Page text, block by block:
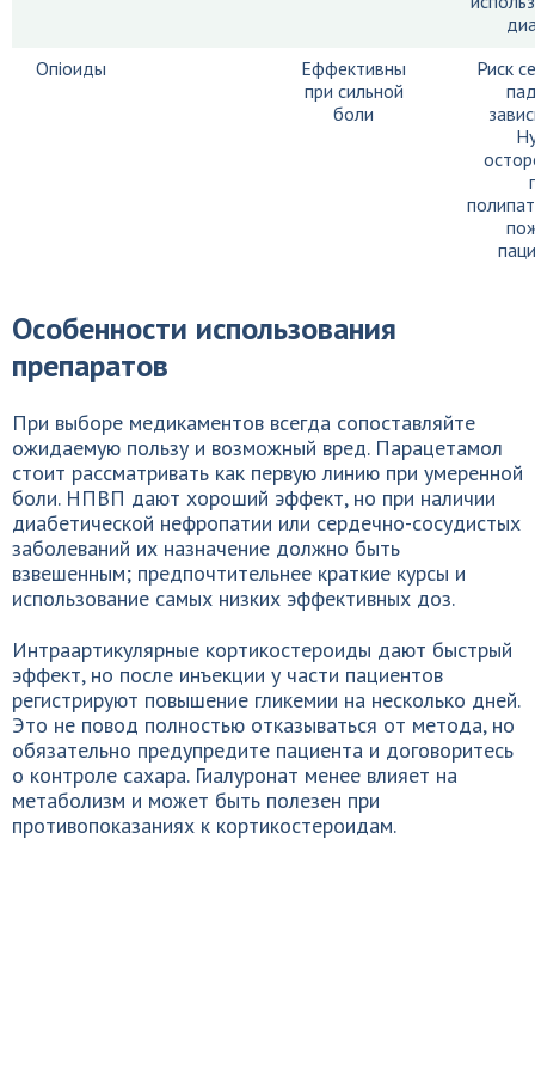
Опioиды
Еффективны
при сильной
боли
Риск
Особенности использования
препаратов
При выборе медикаментов всегда сопоставляйте
ожидаемую пользу и возможный вред. Парацетамол
стоит рассматривать как первую линию при умеренной
боли. НПВП дают хороший эффект, но при наличии
диабетической нефропатии или сердечно-сосудистых
заболеваний их назначение должно быть
взвешенным; предпочтительнее краткие курсы и
использование самых низких эффективных доз.
Интраартикулярные кортикостероиды дают быстрый
эффект, но после инъекции у части пациентов
регистрируют повышение гликемии на несколько дней.
Это не повод полностью отказываться от метода, но
обязательно предупредите пациента и договоритесь
о контроле сахара. Гиалуронат менее влияет на
метаболизм и может быть полезен при
противопоказаниях к кортикостероидам.